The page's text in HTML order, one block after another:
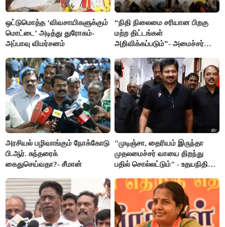
ஒட்டுமொத்த ‘விவசாயிகளுக்கும்
மொட்டை’ அடித்து துரோகம்-
அப்பாவு விமர்சனம்
“நிதி நிலைமை சரியான பிறகு
மற்ற திட்டங்கள்
அறிவிக்கப்படும்”- அமைச்சர்
அரசியல் பழிவாங்கும் நோக்கோடு
பி.ஆர். சுந்தரைக்
கைதுசெய்வதா?- சீமான்
"முடிஞ்சா, தைரியம் இருந்தா
முதலமைச்சர் வாயை திறந்து
பதில் சொல்லட்டும்" - உதயநிதி